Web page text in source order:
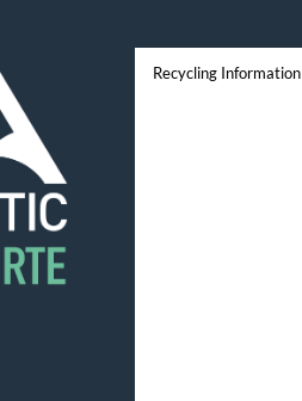
Recycling Information